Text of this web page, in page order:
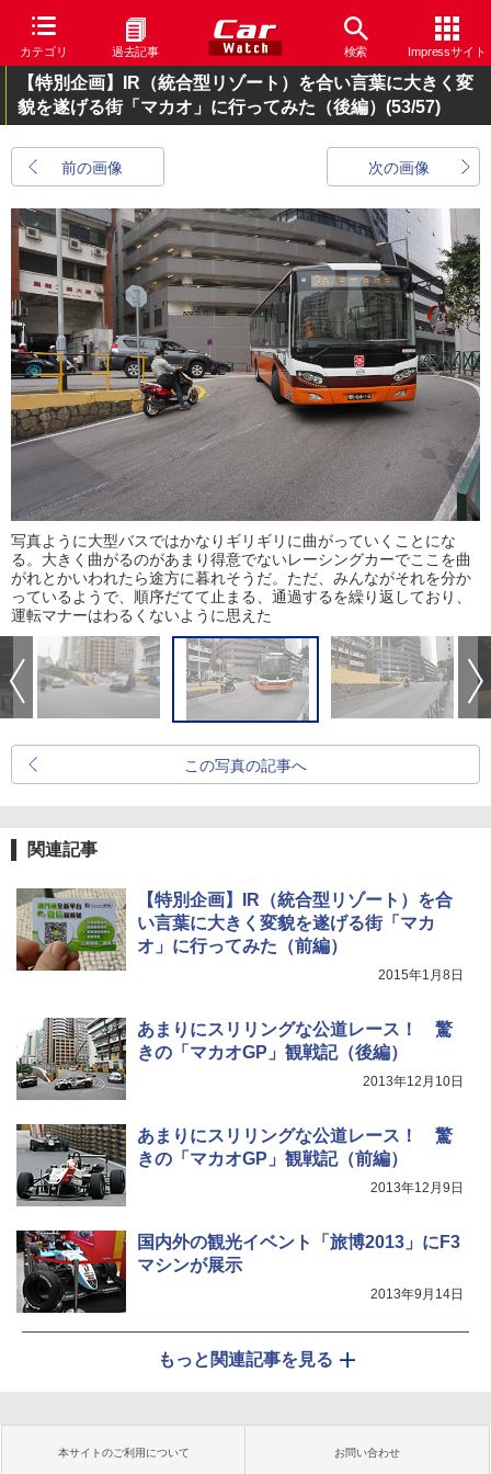
カテゴリ 過去記事 検索 Impressサイト
【特別企画】IR（統合型リゾート）を合い言葉に大きく変
貌を遂げる街「マカオ」に行ってみた（後編） (53/57)
前の画像 次の画像
写真ように大型バスではかなりギリギリに曲がっていくことにな
る。大きく曲がるのがあまり得意でないレーシングカーでここを曲
がれとかいわれたら途方に暮れそうだ。ただ、みんながそれを分か
っているようで、順序だてて止まる、通過するを繰り返しており、
運転マナーはわるくないように思えた
この写真の記事へ
関連記事
【特別企画】IR（統合型リゾート）を合
い言葉に大きく変貌を遂げる街「マカ
オ」に行ってみた（前編）
2015年1月8日
あまりにスリリングな公道レース！ 驚
きの「マカオGP」観戦記（後編）
2013年12月10日
あまりにスリリングな公道レース！ 驚
きの「マカオGP」観戦記（前編）
2013年12月9日
国内外の観光イベント「旅博2013」にF3
マシンが展示
2013年9月14日
もっと関連記事を見る
本サイトのご利用について お問い合わせ